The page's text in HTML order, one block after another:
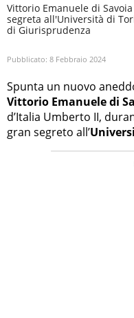
Vittorio Emanuele di
segreta all'Università di
di Giurisprudenza
Pubblicato: 8 Febbraio 2024
Spunta un nuovo
Vittorio Emanuele di
d’Italia Umberto II,
gran segreto all’